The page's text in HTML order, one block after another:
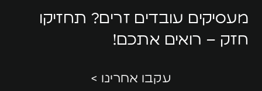
מעסיקים עובדים זרים? תחזיקו
חזק – רואים אתכם!
עקבו אחרינו >